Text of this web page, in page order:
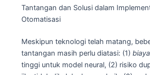
Tantangan dan Solusi dalam
Otomatisasi
Meskipun teknologi telah matang,
tantangan masih perlu diatasi: (1)
tinggi untuk model neural, (2) risiko